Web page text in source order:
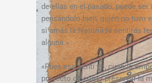
de ellas en el pasado, puede
pensándolo bien, quién no tuvo
si amás la historia te sentirás
alguna.»
«Pues eso sentí yo, cuando
proyecto de cómo preservar la